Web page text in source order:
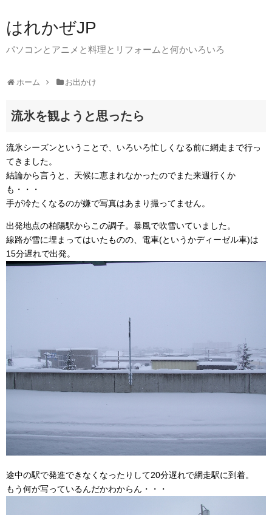
はれかぜJP
パソコンとアニメと料理とリフォームと何かいろいろ
ホーム お出かけ
流氷を観ようと思ったら
流氷シーズンということで、いろいろ忙しくなる前に網走まで行っ
てきました。
結論から言うと、天候に恵まれなかったのでまた来週行くか
も・・・
手が冷たくなるのが嫌で写真はあまり撮ってません。
出発地点の柏陽駅からこの調子。暴風で吹雪いていました。
線路が雪に埋まってはいたものの、電車(というかディーゼル車)は
15分遅れで出発。
途中の駅で発進できなくなったりして20分遅れで網走駅に到着。
もう何が写っているんだかわからん・・・